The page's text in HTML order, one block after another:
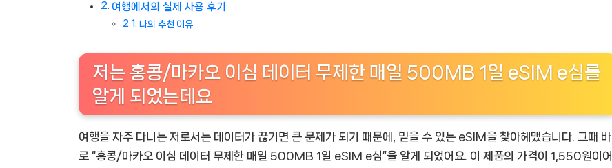
여행에서의 실제 사용 후기
나의 추천 이유
저는 홍콩/마카오 이심 데이터 무제한 매일 500MB 1일 eSIM e심를
알게 되었는데요
여행을 자주 다니는 저로서는 데이터가 끊기면 큰 문제가 되기 때문에, 믿을 수 있는 eSIM을 찾아헤맸습니다. 그때 바
로 “홍콩/마카오 이심 데이터 무제한 매일 500MB 1일 eSIM e심”을 알게 되었어요. 이 제품의 가격이 1,550원이어